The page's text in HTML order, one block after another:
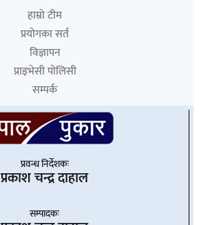
हाम्रो टीम
प्रयोगका सर्त
विज्ञापन
प्राइभेसी पोलिसी
सम्पर्क
प्रवन्ध निर्देशकः
प्रकाश चन्द्र दाहाल
सम्पादकः